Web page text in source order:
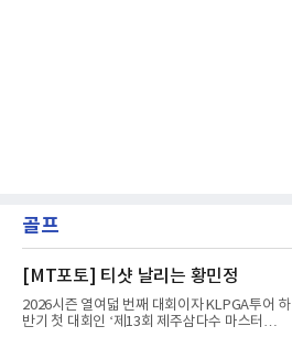
골프
[MT포토] 티샷 날리는 황민정
2026시즌 열여덟 번째 대회이자 KLPGA투어 하
반기 첫 대회인 ‘제13회 제주삼다수 마스터